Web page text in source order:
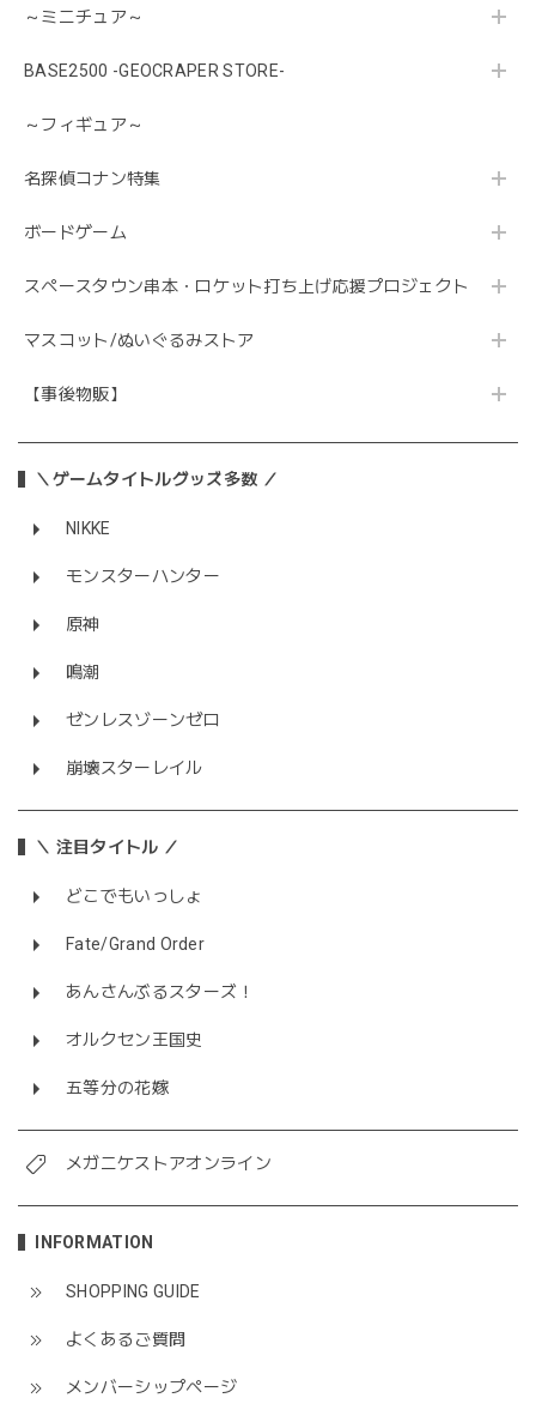
～ミニチュア～
BASE2500 -GEOCRAPER STORE-
～フィギュア～
名探偵コナン特集
ボードゲーム
スペースタウン串本・ロケット打ち上げ応援プロジェクト
マスコット/ぬいぐるみストア
【事後物販】
＼ゲームタイトルグッズ多数 ／
NIKKE
モンスターハンター
原神
鳴潮
ゼンレスゾーンゼロ
崩壊スターレイル
＼ 注目タイトル ／
どこでもいっしょ
Fate/Grand Order
あんさんぶるスターズ！
オルクセン王国史
五等分の花嫁
メガニケストアオンライン
INFORMATION
SHOPPING GUIDE
よくあるご質問
メンバーシップページ